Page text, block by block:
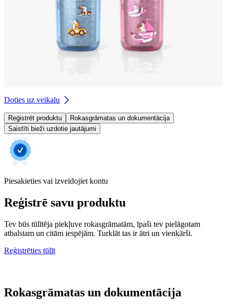
Doties uz veikalu
Reģistrēt produktu
Rokasgrāmatas un dokumentācija
Saistīti bieži uzdotie jautājumi
Piesakieties vai izveidojiet kontu
Reģistrē savu produktu
Tev būs tūlītēja piekļuve rokasgrāmatām, īpaši tev pielāgotam
atbalstam un citām iespējām. Turklāt tas ir ātri un vienkārši.
Reģistrēties tūlīt
Rokasgrāmatas un dokumentācija